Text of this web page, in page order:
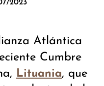
2023
Atlántica
Cumbre
Lituania, que